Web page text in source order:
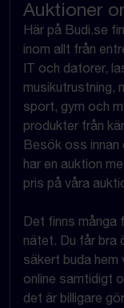
Auktioner
Här på Budi.se
inom allt från
IT och datorer,
musikutrustning,
sport, gym och
produkter från
Besök oss innan
har en auktion
pris på våra
Det finns många
nätet. Du får bra
säkert buda hem
online samtidigt
det är billigare